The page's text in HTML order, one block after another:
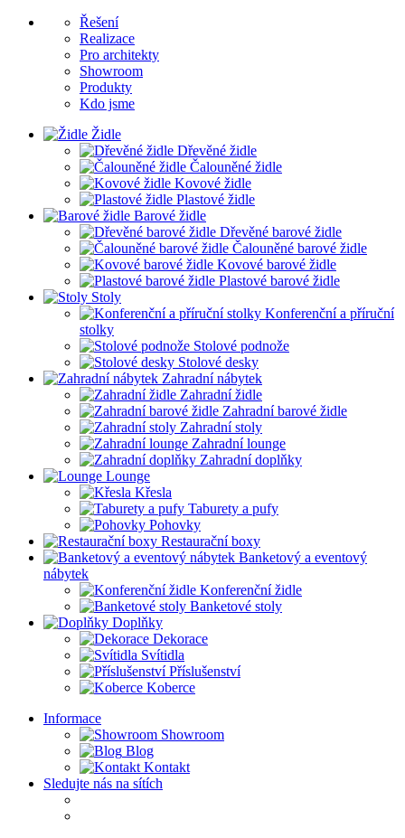
Řešení
Realizace
Pro architekty
Showroom
Produkty
Kdo jsme
Židle
Dřevěné židle
Čalouněné židle
Kovové židle
Plastové židle
Barové židle
Dřevěné barové židle
Čalouněné barové židle
Kovové barové židle
Plastové barové židle
Stoly
Konferenční a příruční
stolky
Stolové podnože
Stolové desky
Zahradní nábytek
Zahradní židle
Zahradní barové židle
Zahradní stoly
Zahradní lounge
Zahradní doplňky
Lounge
Křesla
Taburety a pufy
Pohovky
Restaurační boxy
Banketový a eventový
nábytek
Konferenční židle
Banketové stoly
Doplňky
Dekorace
Svítidla
Příslušenství
Koberce
Informace
Showroom
Blog
Kontakt
Sledujte nás na sítích